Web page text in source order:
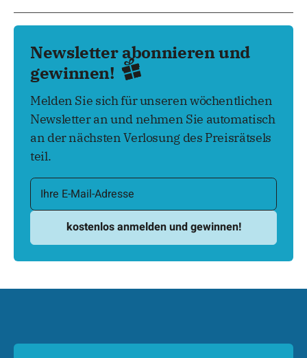
Newsletter abonnieren und
gewinnen!
Melden Sie sich für unseren wöchentlichen
Newsletter an und nehmen Sie automatisch
an der nächsten Verlosung des Preisrätsels
teil.